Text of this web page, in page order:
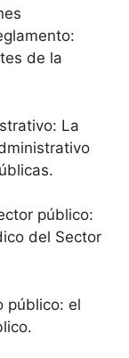
de la
La
público:
del Sector
público: el